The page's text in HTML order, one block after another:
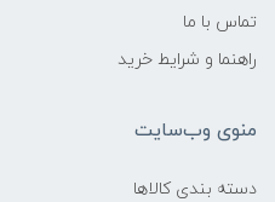
تماس با ما
راهنما و شرایط خرید
منوی وب‌سایت
دسته بندی کالاها